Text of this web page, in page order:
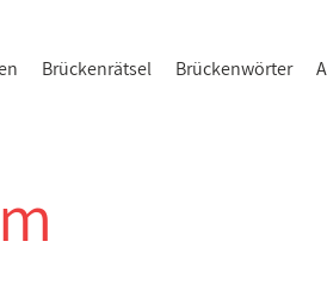
Brückenrätsel Brückenwörter